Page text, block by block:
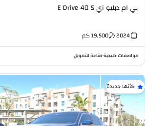
بي ام دبليو آي 5 E Drive 40
2024
19,500كم
مواصفات خليجية•متاحة للتمويل
كأنها جديدة